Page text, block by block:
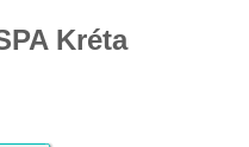
Kréta